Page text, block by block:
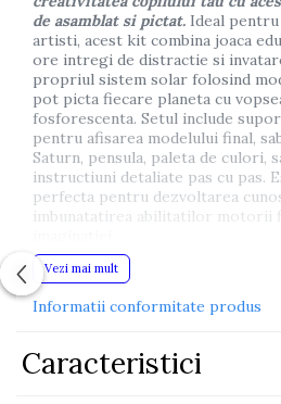
de asamblat si pictat. Ideal
artisti, acest kit combina joaca
ore intregi de distractie si
propriul sistem solar folosind
pot picta fiecare planeta cu
fosforescenta. Setul include
pentru afisarea modelului final,
Saturn, pensula, paleta de culori,
instructiuni detaliate pas cu pas.
perfecta pentru dezvoltarea
imbunatatirea abilitatilor motorii
Dimensiuni ambalaj:
Saturn, pensula, vopsele,
Vezi mai mult
Informatii conformitate produs
Caracteristici